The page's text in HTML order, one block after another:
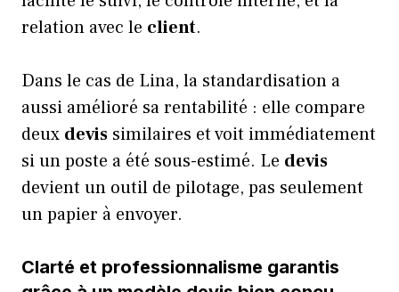
relation avec le client.
Dans le cas de Lina, la standardisation a
aussi amélioré sa rentabilité : elle compare
deux devis similaires et voit immédiatement
si un poste a été sous-estimé. Le devis
devient un outil de pilotage, pas seulement
un papier à envoyer.
Clarté et professionnalisme garantis